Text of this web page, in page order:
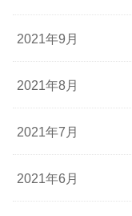
2021年9月
2021年8月
2021年7月
2021年6月